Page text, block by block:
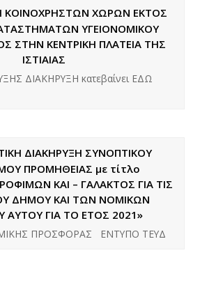
ΚΟΙΝΟΧΡΗΣΤΩΝ ΧΩΡΩΝ ΕΚΤΟΣ
ΥΓΕΙΟΝΟΜΙΚΟΥ
ΣΤΗΝ ΚΕΝΤΡΙΚΗ ΠΛΑΤΕΙΑ ΤΗΣ
ΙΣΤΙΑΙΑΣ
ΔΙΑΚΗΡΥΞΗ κατεβαίνει ΕΔΩ
ΔΙΑΚΗΡΥΞΗ ΣΥΝΟΠΤΙΚΟΥ
ΠΡΟΜΗΘΕΙΑΣ με τίτλο
ΚΑΙ – ΓΑΛΑΚΤΟΣ ΓΙΑ ΤΙΣ
ΔΗΜΟΥ ΚΑΙ ΤΩΝ ΝΟΜΙΚΩΝ
ΓΙΑ ΤΟ ΕΤΟΣ 2021»
ΠΡΟΣΦΟΡΑΣ ΕΝΤΥΠΟ ΤΕΥΔ